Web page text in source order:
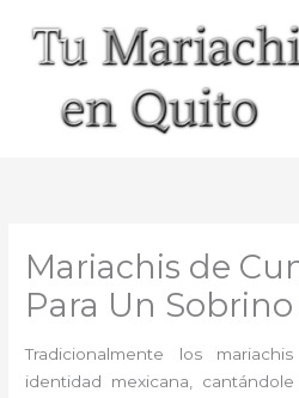
contenido
Mariachis de
Para Un
Tradicionalmente los
identidad mexicana,